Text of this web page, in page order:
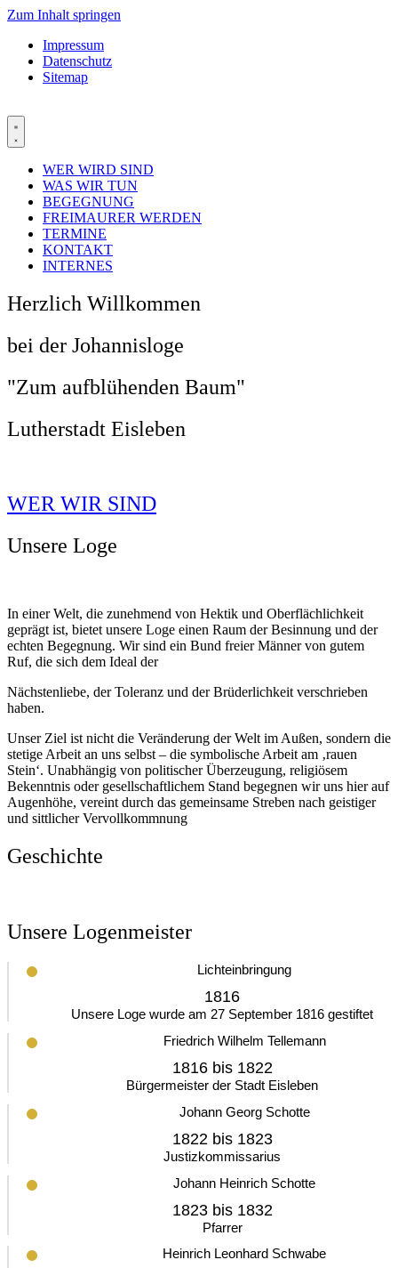
Zum Inhalt springen
Impressum
Datenschutz
Sitemap
WER WIRD SIND
WAS WIR TUN
BEGEGNUNG
FREIMAURER WERDEN
TERMINE
KONTAKT
INTERNES
Herzlich Willkommen
bei der Johannisloge
"Zum aufblühenden Baum"
Lutherstadt Eisleben
WER WIR SIND
Unsere Loge
In einer Welt, die zunehmend von Hektik und Oberflächlichkeit
geprägt ist, bietet unsere Loge einen Raum der Besinnung und der
echten Begegnung. Wir sind ein Bund freier Männer von gutem
Ruf, die sich dem Ideal der
Nächstenliebe, der Toleranz und der Brüderlichkeit verschrieben
haben.
Unser Ziel ist nicht die Veränderung der Welt im Außen, sondern die
stetige Arbeit an uns selbst – die symbolische Arbeit am ‚rauen
Stein‘. Unabhängig von politischer Überzeugung, religiösem
Bekenntnis oder gesellschaftlichem Stand begegnen wir uns hier auf
Augenhöhe, vereint durch das gemeinsame Streben nach geistiger
und sittlicher Vervollkommnung
Geschichte
Unsere Logenmeister
Lichteinbringung
1816
Unsere Loge wurde am 27 September 1816 gestiftet
Friedrich Wilhelm Tellemann
1816 bis 1822
Bürgermeister der Stadt Eisleben
Johann Georg Schotte
1822 bis 1823
Justizkommissarius
Johann Heinrich Schotte
1823 bis 1832
Pfarrer
Heinrich Leonhard Schwabe